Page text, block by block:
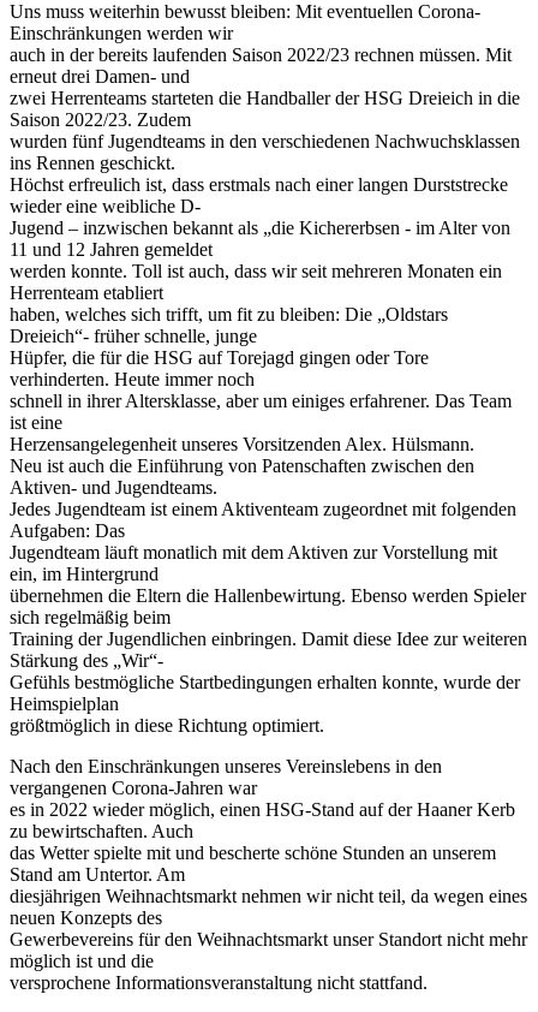
Uns muss weiterhin bewusst bleiben: Mit eventuellen Corona‐
Einschränkungen werden wir
auch in der bereits laufenden Saison 2022/23 rechnen müssen. Mit
erneut drei Damen‐ und
zwei Herrenteams starteten die Handballer der HSG Dreieich in die
Saison 2022/23. Zudem
wurden fünf Jugendteams in den verschiedenen Nachwuchsklassen
ins Rennen geschickt.
Höchst erfreulich ist, dass erstmals nach einer langen Durststrecke
wieder eine weibliche D‐
Jugend – inzwischen bekannt als „die Kichererbsen ‐ im Alter von
11 und 12 Jahren gemeldet
werden konnte. Toll ist auch, dass wir seit mehreren Monaten ein
Herrenteam etabliert
haben, welches sich trifft, um fit zu bleiben: Die „Oldstars
Dreieich“‐ früher schnelle, junge
Hüpfer, die für die HSG auf Torejagd gingen oder Tore
verhinderten. Heute immer noch
schnell in ihrer Altersklasse, aber um einiges erfahrener. Das Team
ist eine
Herzensangelegenheit unseres Vorsitzenden Alex. Hülsmann.
Neu ist auch die Einführung von Patenschaften zwischen den
Aktiven‐ und Jugendteams.
Jedes Jugendteam ist einem Aktiventeam zugeordnet mit folgenden
Aufgaben: Das
Jugendteam läuft monatlich mit dem Aktiven zur Vorstellung mit
ein, im Hintergrund
übernehmen die Eltern die Hallenbewirtung. Ebenso werden Spieler
sich regelmäßig beim
Training der Jugendlichen einbringen. Damit diese Idee zur weiteren
Stärkung des „Wir“‐
Gefühls bestmögliche Startbedingungen erhalten konnte, wurde der
Heimspielplan
größtmöglich in diese Richtung optimiert.
Nach den Einschränkungen unseres Vereinslebens in den
vergangenen Corona‐Jahren war
es in 2022 wieder möglich, einen HSG‐Stand auf der Haaner Kerb
zu bewirtschaften. Auch
das Wetter spielte mit und bescherte schöne Stunden an unserem
Stand am Untertor. Am
diesjährigen Weihnachtsmarkt nehmen wir nicht teil, da wegen eines
neuen Konzepts des
Gewerbevereins für den Weihnachtsmarkt unser Standort nicht mehr
möglich ist und die
versprochene Informationsveranstaltung nicht stattfand.